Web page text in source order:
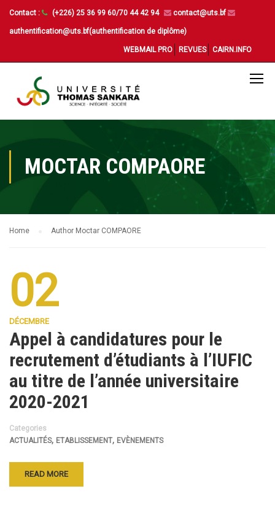
Contact : (+226) 25 36 99 60/70 44 42 94 contact@uts.bf
authentification@uts.bf(authentification de diplôme)
WEBMAIL PRO REVUES CAIRN.INFO
MOCTAR COMPAORE
Home Author Moctar COMPAORE
02
DÉCEMBRE
Appel à candidatures pour le
recrutement d’étudiants à l’IUFIC
au titre de l’année universitaire
2020-2021
Categories
ACTUALITÉS, ETABLISSEMENT, EVÈNEMENTS
READ MORE